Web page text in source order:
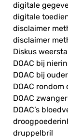
digitale
digitale
disclaimer
disclaimer
Diskus
DOAC bij
DOAC bij
DOAC
DOAC
DOAC’s
druppelbril